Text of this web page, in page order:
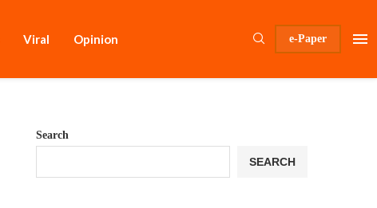
Viral Opinion e-Paper
Search
SEARCH